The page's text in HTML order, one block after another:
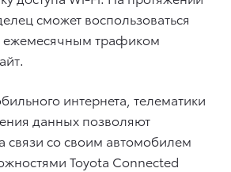
сможет воспользоваться
трафиком
интернета, телематики
данных позволяют
связи со своим автомобилем
Toyota Connected